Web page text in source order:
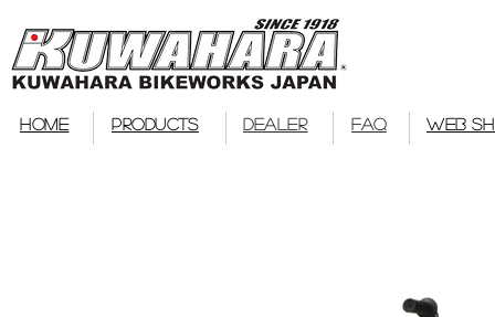
HOME PRODUCTS DEALER FAQ WEB